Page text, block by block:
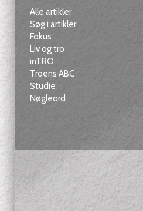
Alle artikler
Søg i artikler
Fokus
Liv og tro
inTRO
Troens ABC
Studie
Nøgleord